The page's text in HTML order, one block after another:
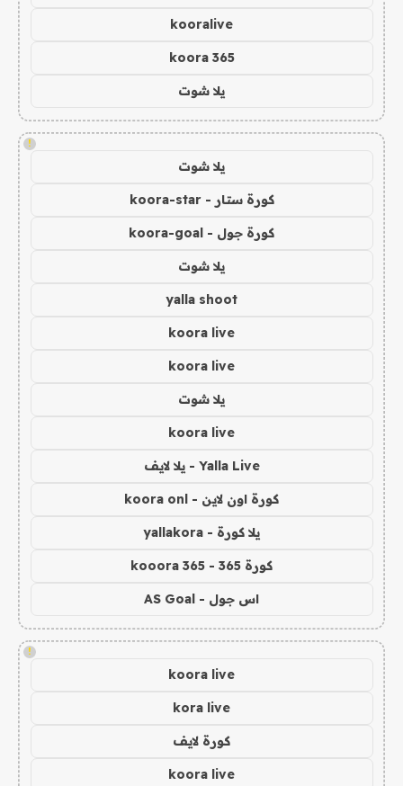
kooralive
koora 365
يلا شوت
!
يلا شوت
كورة ستار - koora-star
كورة جول - koora-goal
يلا شوت
yalla shoot
koora live
koora live
يلا شوت
koora live
Yalla Live - يلا لايف
كورة اون لاين - koora onl
يلا كورة - yallakora
كورة 365 - kooora 365
اس جول - AS Goal
!
koora live
kora live
كورة لايف
koora live